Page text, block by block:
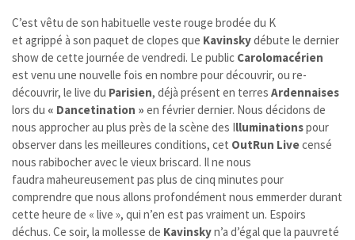
C’est vêtu de son habituelle veste rouge brodée du K
et agrippé à son paquet de clopes que Kavinskydébute le dernier
show de cette journée de vendredi. Le public Carolomacérien
est venu une nouvelle fois en nombre pour découvrir, ou re-
découvrir, le live du Parisien, déjà présent en terres Ardennaises
lors du « Dancetination » en février dernier. Nous décidons de
nous approcher au plus près de la scène des Illuminationspour
observer dans les meilleures conditions, cet OutRun Livecensé
nous rabibocher avec le vieux briscard. Il ne nous
faudra maheureusement pas plus de cinq minutes pour
comprendre que nous allons profondément nous emmerder durant
cette heure de « live », qui n’en est pas vraiment un. Espoirs
déchus. Ce soir, la mollesse de Kavinskyn’a d’égal que la pauvreté